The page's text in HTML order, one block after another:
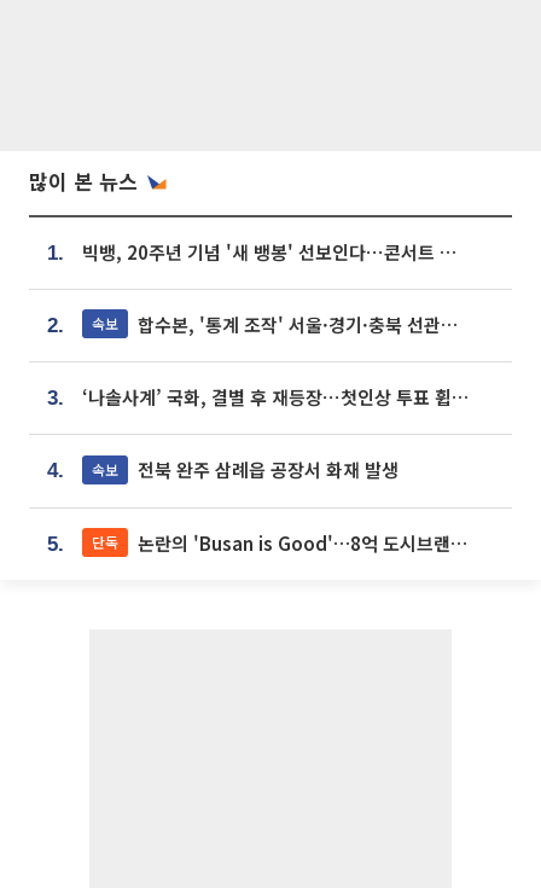
많이 본 뉴스
1. 빅뱅, 20주년 기념 '새 뱅봉' 선보인다⋯콘서트 앞두고 팝업 개최
2. 속보 합수본, '통계 조작' 서울·경기·충북 선관위 등 추가 압수수색
3. ‘나솔사계’ 국화, 결별 후 재등장⋯첫인상 투표 휩쓸고 ‘인기녀’ 등극
4. 속보 전북 완주 삼례읍 공장서 화재 발생
5. 단독 논란의 'Busan is Good'…8억 도시브랜드, 용산 대통령실 CI 업체가 수행